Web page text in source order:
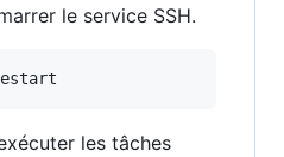
le service SSH.
les tâches